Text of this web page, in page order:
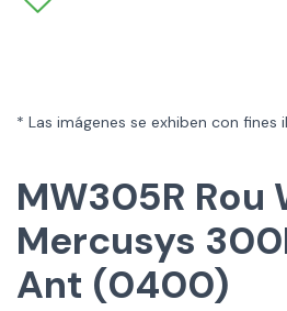
* Las imágenes se exhiben con fines
MW305R Rou
Mercusys
Ant (0400)